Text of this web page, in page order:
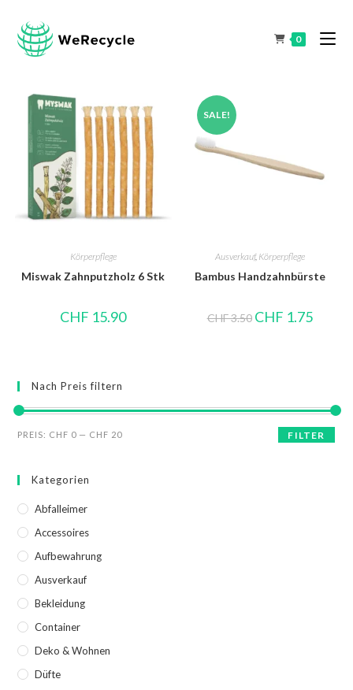
0
Körperpflege
Miswak Zahnputzholz 6 Stk
CHF 15.90
SALE!
Ausverkauf, Körperpflege
Bambus Handzahnbürste
CHF3.50 CHF 1.75
Nach Preis filtern
FILTER
PREIS: CHF 0 — CHF 20
Kategorien
Abfalleimer
Accessoires
Aufbewahrung
Ausverkauf
Bekleidung
Container
Deko & Wohnen
Düfte